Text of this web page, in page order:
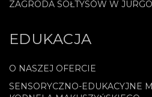
ZAGRODA SOŁTYSÓW W
EDUKACJA
O NASZEJ OFERCIE
SENSORYCZNO-EDUKACYJNE